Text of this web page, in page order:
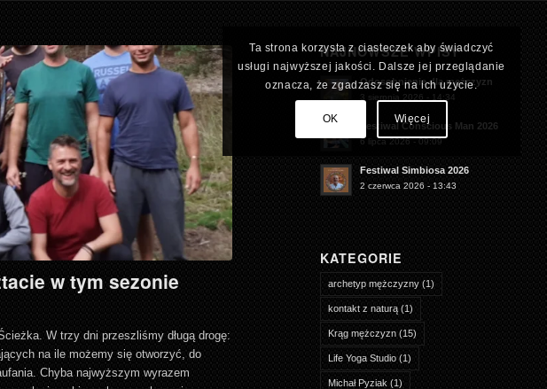
w tym sezonie
W trzy dni przeszliśmy długą drogę:
na ile możemy się otworzyć, do
Chyba najwyższym wyrazem
NAJNOWSZE WPISY
Odosobnienie dla mężczyzn
3 sierpnia 2026 - 14:34
Festiwal Conscious Man 2026
6 lipca 2026 - 09:09
Festiwal Simbiosa 2026
2 czerwca 2026 - 13:43
KATEGORIE
archetyp mężczyzny (1)
kontakt z naturą (1)
Krąg mężczyzn (15)
Life Yoga Studio (1)
Michał Pyziak (1)
Ta strona korzysta z ciasteczek aby świadczyć
usługi najwyższej jakości. Dalsze jej przeglądanie
oznacza, że zgadzasz się na ich użycie.
OK Więcej